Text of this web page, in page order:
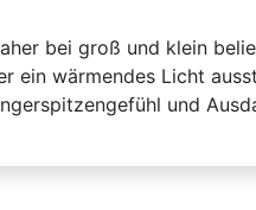
bei groß und klein
ein wärmendes Licht
und